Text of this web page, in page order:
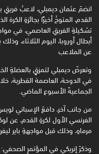
انضمَ عثمان ديمبلي، لاعبُ فريقِ
القدم، المتوجُ أخيرًا بجائزةِ
تشكيلةِ الفريقِ العاصمي، في
أبطال أوروبا، اليوم الثلاثاء،
عن الملاعب
وتعرضَ ديمبلي لتمزقٍ بالعضلةِ
في الدوحة، العاصمة القطرية،
الجماعيةَ الأسبوع الماضي.
من جانب آخر، دافعَ الإسباني
الفرنسي الأول لكرةِ القدم، عن
مرماهِ، وذلك قبل مواجهةِ باير
وذكرَ إنريكي في المؤتمرِ